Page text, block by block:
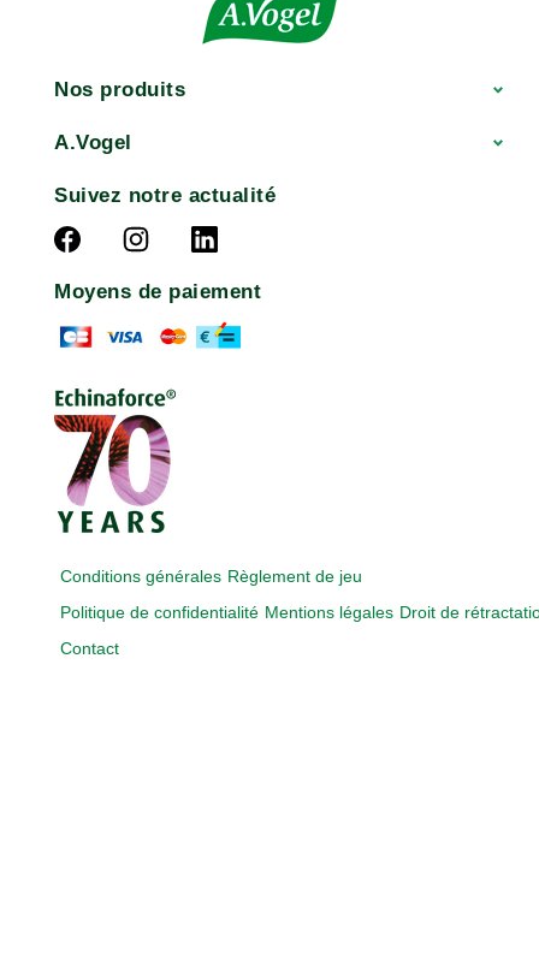
Nos produits
A.Vogel
Suivez notre actualité
Moyens de paiement
Conditions générales Règlement de jeu
Politique de confidentialité Mentions légales Droit de
Contact